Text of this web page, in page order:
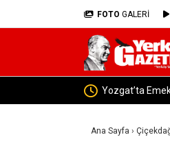
FOTO GALERİ
Ana Sayfa ›